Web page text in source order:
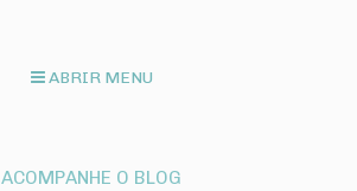
ABRIR MENU
ACOMPANHE O BLOG